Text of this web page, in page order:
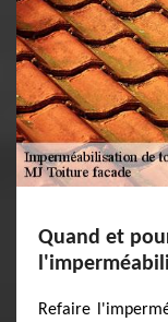
Quand et
Refaire